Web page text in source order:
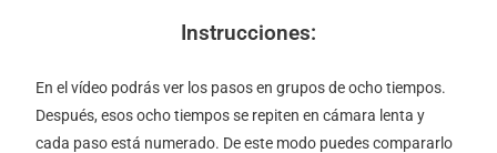
Instrucciones:
En el vídeo podrás ver los pasos en grupos de ocho tiempos.
Después, esos ocho tiempos se repiten en cámara lenta y
cada paso está numerado. De este modo puedes compararlo